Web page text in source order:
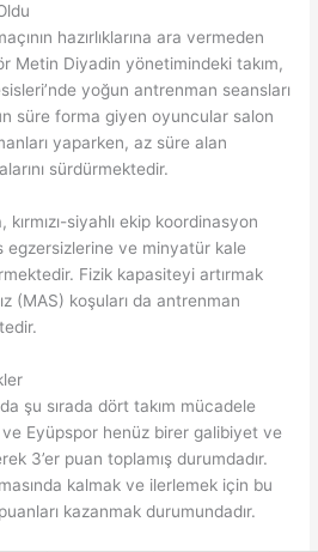
hazırlıklarına ara vermeden
Metin Diyadin yönetimindeki takım,
yoğun antrenman seansları
süre forma giyen oyuncular salon
yaparken, az süre alan
sürdürmektedir.
kırmızı-siyahlı ekip koordinasyon
egzersizlerine ve minyatür kale
Fizik kapasiteyi artırmak
(MAS) koşuları da antrenman
şu sırada dört takım mücadele
Eyüpspor henüz birer galibiyet ve
3’er puan toplamış durumdadır.
kalmak ve ilerlemek için bu
kazanmak durumundadır.